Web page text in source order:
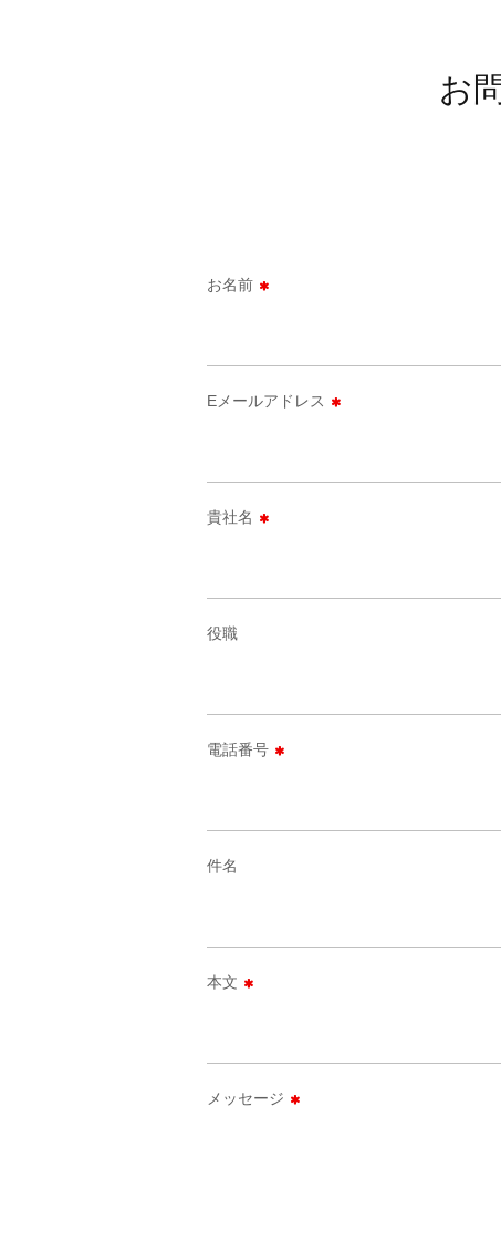
お
お名前
Eメールアドレス
貴社名
役職
電話番号
件名
本文
メッセージ